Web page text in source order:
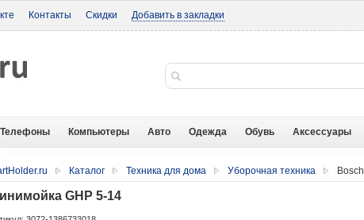
Контакты Скидки Добавить в закладки
Телефоны Компьютеры Авто Одежда Обувь Аксессуары
Каталог Техника для дома Уборочная техника Bosch
GHP 5-14